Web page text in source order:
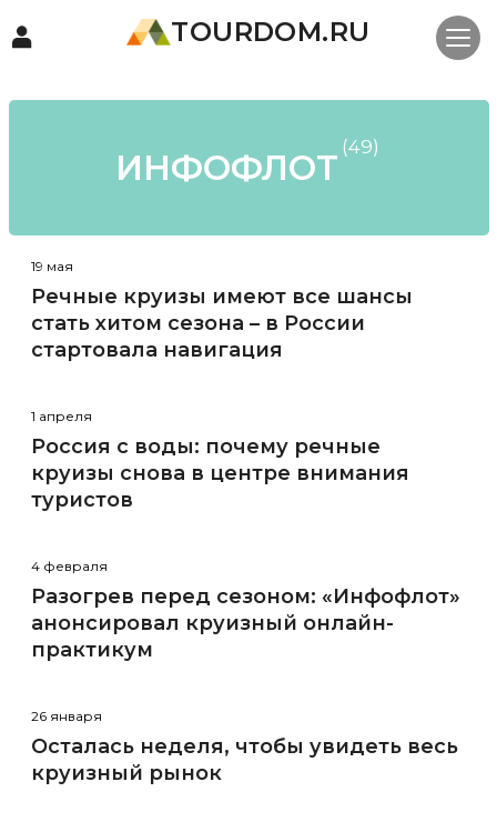
TOURDOM.RU
ИНФОФЛОТ (49)
19 мая
Речные круизы имеют все шансы
стать хитом сезона – в России
стартовала навигация
1 апреля
Россия с воды: почему речные
круизы снова в центре внимания
туристов
4 февраля
Разогрев перед сезоном: «Инфофлот»
анонсировал круизный онлайн-
практикум
26 января
Осталась неделя, чтобы увидеть весь
круизный рынок